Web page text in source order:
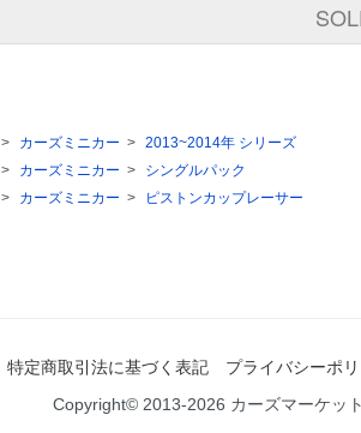
> カーズミニカー > 2013~2014年 シリーズ
> カーズミニカー >
シングルパック
> カーズミニカー > ピストンカップレーサー
特定商取引法に基づく表記 プライバシーポ
Copyright© 2013-2026 カーズマーケット